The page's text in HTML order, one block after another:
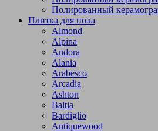
Полированный
Плитка для пола
Almond
Alpina
Andora
Alania
Arabesco
Arcadia
Ashton
Baltia
Bardiglio
Antiquewood